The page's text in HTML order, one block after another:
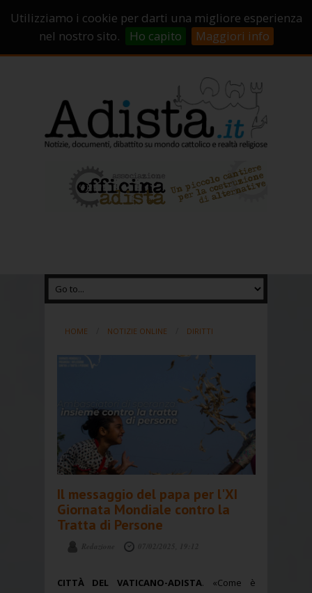
Utilizziamo i cookie per darti una migliore esperienza
nel nostro sito.
Ho capito Maggiori info
Campagne di crowdfunding
Chi Siamo
HOME NOTIZIE ONLINE DIRITTI
Il messaggio del papa per l'XI
Giornata Mondiale contro la
Tratta di Persone
CITTÀ DEL VATICANO-ADISTA. «Come è